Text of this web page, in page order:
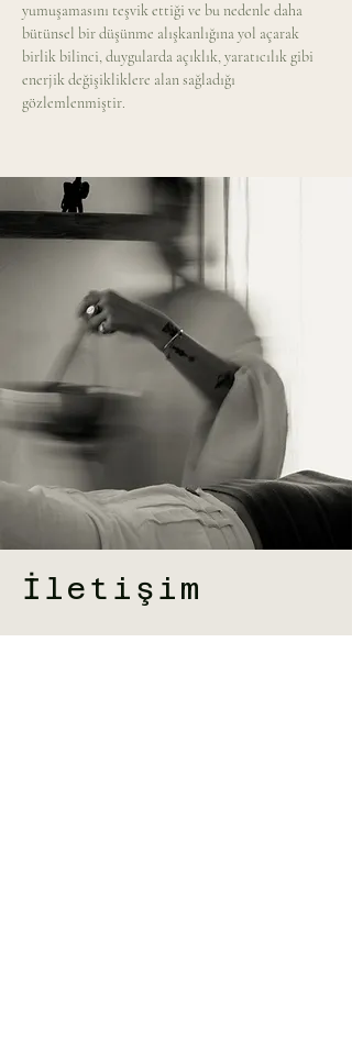
yumuşamasını teşvik ettiği ve bu nedenle daha
bütünsel bir düşünme alışkanlığına yol açarak
birlik bilinci, duygularda açıklık, yaratıcılık gibi
enerjik değişikliklere alan sağladığı
gözlemlenmiştir.
İletişim